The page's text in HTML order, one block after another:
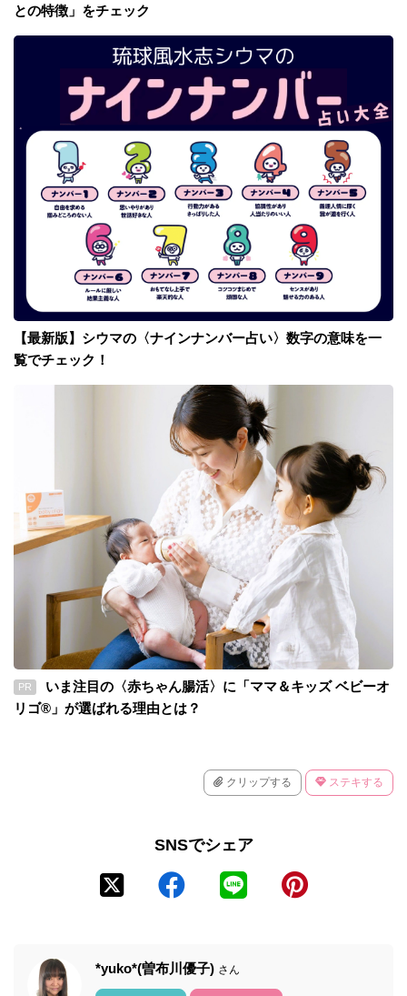
との特徴」をチェック
【最新版】シウマの〈ナインナンバー占い〉数字の意味を一
覧でチェック！
PR
いま注目の〈赤ちゃん腸活〉に「ママ＆キッズ ベビーオ
リゴ®」が選ばれる理由とは？
クリップする ステキする
SNSでシェア
*yuko*(曽布川優子) さん